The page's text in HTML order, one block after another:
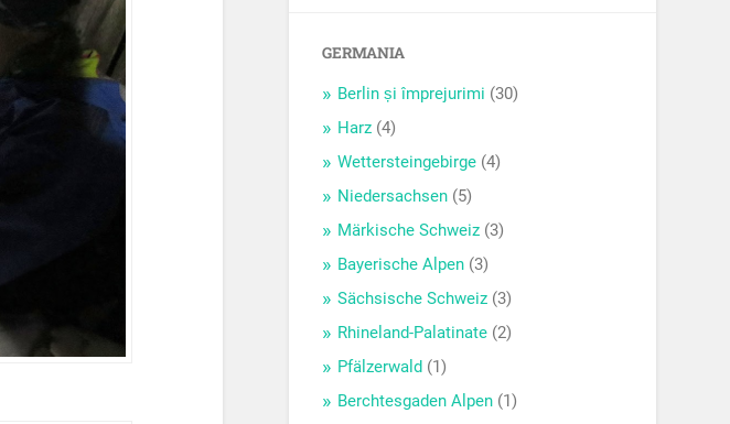
GERMANIA
Berlin și împrejurimi (30)
Harz (4)
Wettersteingebirge (4)
Niedersachsen (5)
Märkische Schweiz (3)
Bayerische Alpen (3)
Sächsische Schweiz (3)
Rhineland-Palatinate (2)
Pfälzerwald (1)
Berchtesgaden Alpen (1)